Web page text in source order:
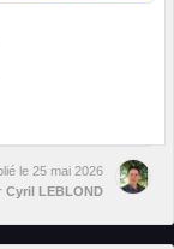
le 25 mai 2026
Cyril LEBLOND